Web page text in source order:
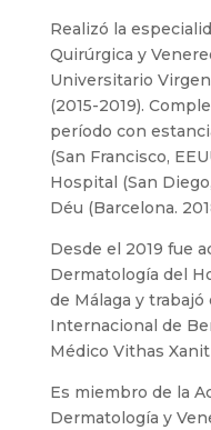
Realizó la
Quirúrgica y
Universitario
(2015-2019).
período con
(San Francisco,
Hospital (San
Déu (Barcelona.
Desde el 2019 fue
Dermatología del
de Málaga y
Internacional de
Médico Vithas
Es miembro de la
Dermatología y